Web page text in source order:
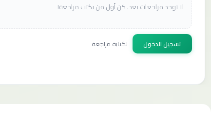
لا توجد مراجعات بعد. كن أول من يكتب مراجعة!
تسجيل الدخول لكتابة مراجعة